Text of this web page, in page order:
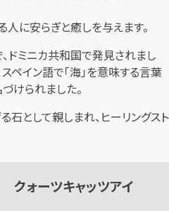
に安らぎと癒しを与えます。
ドミニカ共和国で発見されまし
ペイン語で「海」を意味する言葉
けられました。
として親しまれ、ヒーリングスト
ォーツキャッツアイ